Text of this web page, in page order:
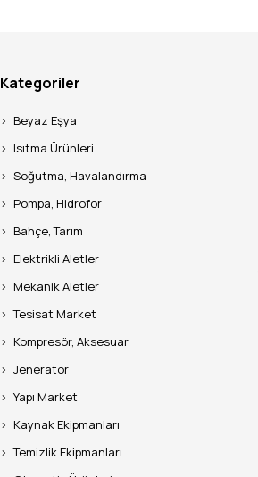
Kategoriler
Beyaz Eşya
Isıtma Ürünleri
Soğutma, Havalandırma
Pompa, Hidrofor
Bahçe, Tarım
Elektrikli Aletler
Mekanik Aletler
Tesisat Market
Kompresör, Aksesuar
Jeneratör
Yapı Market
Kaynak Ekipmanları
Temizlik Ekipmanları